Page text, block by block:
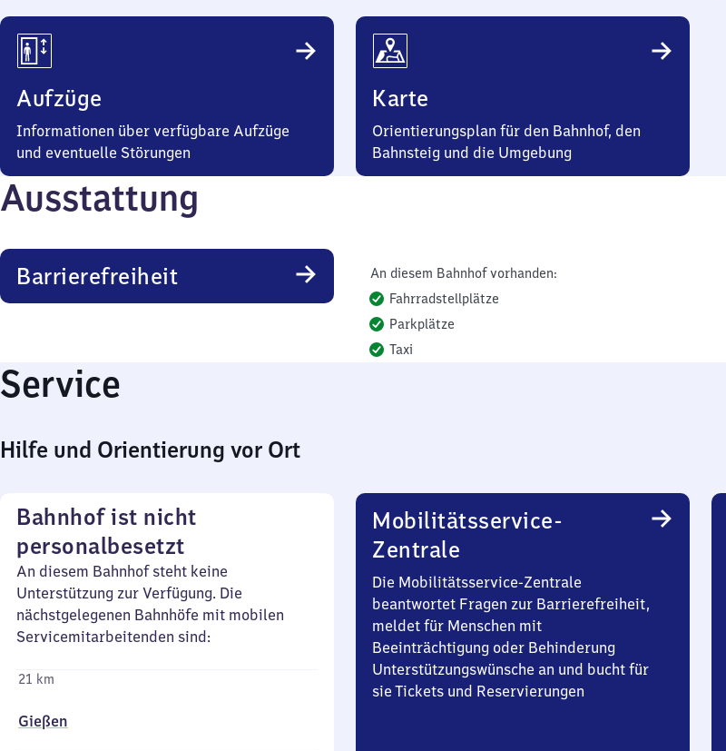
Aufzüge
Informationen über verfügbare Aufzüge
und eventuelle Störungen
Karte
Orientierungsplan für den Bahnhof, den
Bahnsteig und die Umgebung
Ausstattung
Barrierefreiheit
An diesem Bahnhof vorhanden:
Fahrradstellplätze
Parkplätze
Taxi
Service
Hilfe und Orientierung vor Ort
Bahnhof ist nicht
personalbesetzt
An diesem Bahnhof steht keine
Unterstützung zur Verfügung. Die
nächstgelegenen Bahnhöfe mit mobilen
Servicemitarbeitenden sind:
21 km
Gießen
Mobilitätsservice-
Zentrale
Die Mobilitätsservice-Zentrale
beantwortet Fragen zur Barrierefreiheit,
meldet für Menschen mit
Beeinträchtigung oder Behinderung
Unterstützungswünsche an und bucht für
sie Tickets und Reservierungen